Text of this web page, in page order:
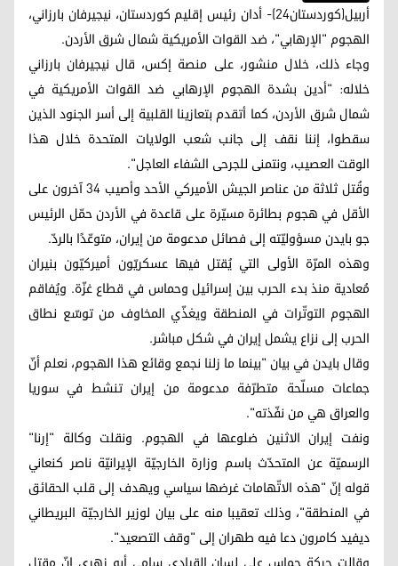
أربيل(كوردستان24)- أدان رئيس إقليم كوردستان، نيجيرفان بارزاني،
الهجوم "الإرهابي"، ضد القوات الأمريكية شمال شرق الأردن.
وجاء ذلك، خلال منشور، على منصة إكس، قال نيجيرفان بارزاني
خلاله: "أدين بشدة الهجوم الإرهابي ضد القوات الأمريكية في
شمال شرق الأردن، كما أتقدم بتعازينا القلبية إلى أسر الجنود الذين
سقطوا، إننا نقف إلى جانب شعب الولايات المتحدة خلال هذا
الوقت العصيب، ونتمنى للجرحى الشفاء العاجل".
وقُتل ثلاثة من عناصر الجيش الأميركي الأحد وأصيب 34 آخرون على
الأقل في هجوم بطائرة مسيّرة على قاعدة في الأردن حمّل الرئيس
جو بايدن مسؤوليّته إلى فصائل مدعومة من إيران، متوعّدًا بالردّ.
وهذه المرّة الأولى التي يُقتل فيها عسكريّون أميركيّون بنيران
مُعادية منذ بدء الحرب بين إسرائيل وحماس في قطاع غزّة. ويُفاقم
الهجوم التوتّرات في المنطقة ويغذّي المخاوف من توسّع نطاق
الحرب إلى نزاع يشمل إيران في شكل مباشر.
وقال بايدن في بيان "بينما ما زلنا نجمع وقائع هذا الهجوم، نعلم أنّ
جماعات مسلّحة متطرّفة مدعومة من إيران تنشط في سوريا
والعراق هي من نفّذته".
ونفت إيران الاثنين ضلوعها في الهجوم. ونقلت وكالة "إرنا"
الرسميّة عن المتحدّث باسم وزارة الخارجيّة الإيرانيّة ناصر كنعاني
قوله إنّ "هذه الاتّهامات غرضها سياسي ويهدف إلى قلب الحقائق
في المنطقة"، وذلك تعقيبا منه على بيان لوزير الخارجيّة البريطاني
ديفيد كامرون دعا فيه طهران إلى "وقف التصعيد".